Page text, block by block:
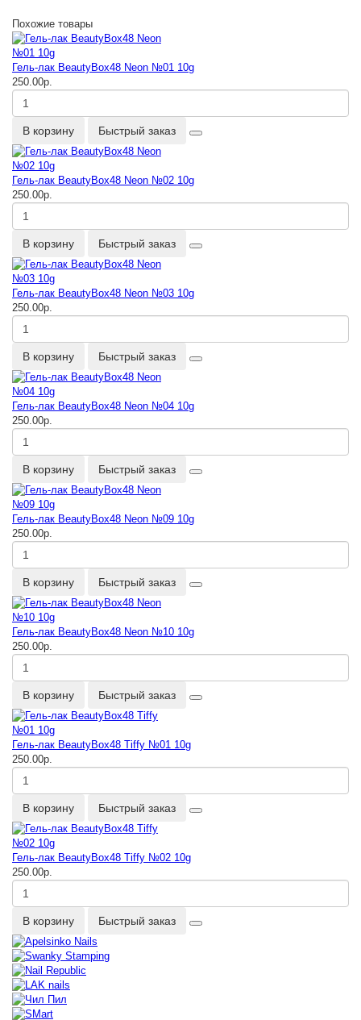
Похожие товары
Гель-лак BeautyBox48 Neon №01 10g
250.00р.
В корзину Быстрый заказ
Гель-лак BeautyBox48 Neon №02 10g
250.00р.
В корзину Быстрый заказ
Гель-лак BeautyBox48 Neon №03 10g
250.00р.
В корзину Быстрый заказ
Гель-лак BeautyBox48 Neon №04 10g
250.00р.
В корзину Быстрый заказ
Гель-лак BeautyBox48 Neon №09 10g
250.00р.
В корзину Быстрый заказ
Гель-лак BeautyBox48 Neon №10 10g
250.00р.
В корзину Быстрый заказ
Гель-лак BeautyBox48 Tiffy №01 10g
250.00р.
В корзину Быстрый заказ
Гель-лак BeautyBox48 Tiffy №02 10g
250.00р.
В корзину Быстрый заказ